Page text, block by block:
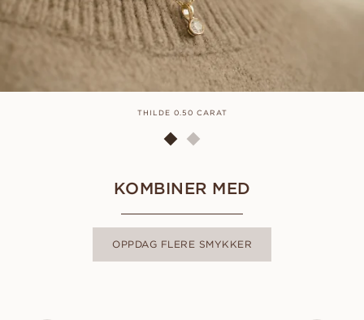
THILDE 0.50 CARAT
KOMBINER MED
OPPDAG FLERE SMYKKER